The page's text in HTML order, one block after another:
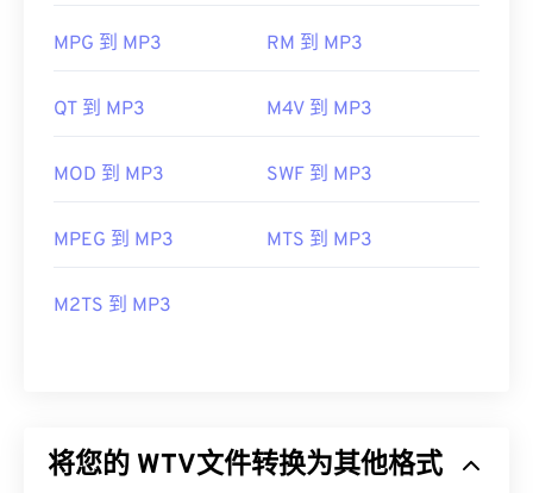
MPG 到 MP3 RM 到 MP3
QT 到 MP3 M4V 到 MP3
MOD 到 MP3 SWF 到 MP3
MPEG 到 MP3 MTS 到 MP3
M2TS 到 MP3
将您的 WTV文件转换为其他格式